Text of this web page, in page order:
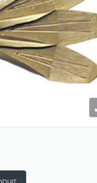
if you really